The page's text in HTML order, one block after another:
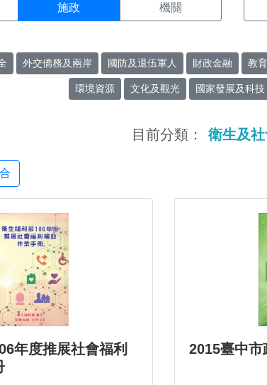
施政 機關
外交僑務及兩岸 國防及退伍軍人 財政金融 教
環境資源 文化及觀光 國家發展及科技
目前分類： 衛生及
年度推展社會福利
2015臺中市